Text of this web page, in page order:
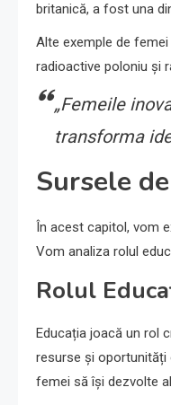
britanică, a fost una
Alte exemple de
radioactive poloniu și
„Femeile
transforma
Sursele
În acest capitol, vom
Vom analiza rolul
Rolul
Educația joacă un rol
resurse și oportunități
femei să își dezvolte